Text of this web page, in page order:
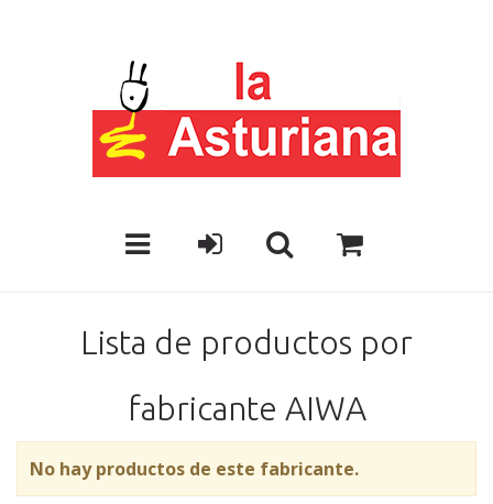
Lista de productos por
fabricante AIWA
No hay productos de este fabricante.